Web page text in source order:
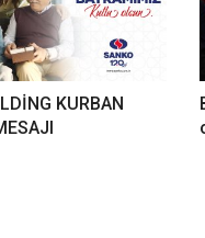
KURBAN